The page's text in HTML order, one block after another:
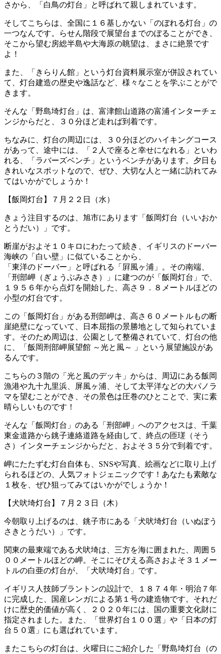
さから、「白鳥の灯台」と呼ばれて親しまれています。
そしてこちらは、全国に１６基しかない「のぼれる灯台」の
一つなんです。らせん階段で展望台までのぼることができ、
そこから望む房総半島や大海原の眺望は、まさに絶景です
よ！
また、「きらりん館」という灯台資料展示室が併設されてい
て、灯台建造の歴史や逸話など、様々なことを学ぶことがで
きます。
そんな「野島埼灯台」は、富津館山道路の富浦インターチェ
ンジからだと、３０分ほど走れば到着です。
ちなみに、灯台の周辺には、３０分ほどのハイキングコース
があって、途中には、「２人で座ると幸せになれる」といわ
れる、「ラバーズベンチ」というベンチがあります。夕日も
きれいなスポットなので、ぜひ、大切な人と一緒に訪れてみ
てはいかがでしょうか！
【飯岡灯台】７月２２日（水）
きょう注目するのは、旭市にあります「飯岡灯台（いいおか
とうだい）」です。
断崖がおよそ１０キロにわたって続き、イギリスのドーバー
海峡の「白い壁」に似ていることから、
「東洋のドーバー」と呼ばれる「屛風ヶ浦」。その南端、
「刑部岬（ぎょうぶみさき）」に建つのが「飯岡灯台」で、
１９５６年から点灯を開始した、高さ９．８メートルほどの
小型の灯台です。
この「飯岡灯台」がある刑部岬は、高さ６０メートルもの断
崖絶壁になっていて、日本屈指の景勝地として知られていま
す。そのため周辺は、公園として整備されていて、灯台の他
に、「飯岡刑部岬展望館 ～光と風～ 」という展望施設があ
るんです。
こちらの３階の「光と風のデッキ」からは、周辺にある飯岡
漁港や九十九里浜、屏風ヶ浦、そして太平洋などの大パノラ
マを望むことができ、その景色は圧巻のひとことで、実に素
晴らしいものです！
そんな「飯岡灯台」のある「刑部岬」へのアクセスは、千葉
東金道路から銚子連絡道路を経由して、終点の匝瑳（そう
さ）インターチェンジからだと、およそ３５分で到着です。
岬にたたずむ灯台自体も、SNSや写真、絵画などに取り上げ
られるほどの、人気フォトジェニックです！あなたも素敵な
１枚を、ぜひ狙ってみてはいかがでしょうか！
【犬吠埼灯台】７月２３日（木）
今朝取り上げるのは、銚子市にある「犬吠埼灯台（いぬぼう
さきとうだい）」です。
関東の最東端である犬吠埼は、三方を海に囲まれた、周囲５
００メートルほどの岬。そこにそびえる高さおよそ３１メー
トルの白亜の灯台が、「犬吠埼灯台」です。
イギリス人技師ブラントンの設計で、１８７４年・明治７年
に完成した、国産レンガによる第１号の建造物です。それだ
けに歴史的価値が高く、２０２０年には、国の重要文化財に
指定されました。また、「世界灯台１００選」や「日本の灯
台５０選」にも選ばれています。
またこちらの灯台は、火曜日にご紹介した「野島埼灯台（の